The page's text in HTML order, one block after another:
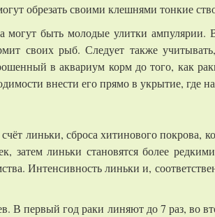
обрезать своими клешнями тонкие
быть молодые улитки ампулярии.
своих рыб. Следует также
в аквариум корм до того, как
внести его прямо в укрытие, где
линьки, сброса хитинового покрова,
затем линьки становятся более
Интенсивность линьки и,
В первый год раки линяют до 7 раз, во